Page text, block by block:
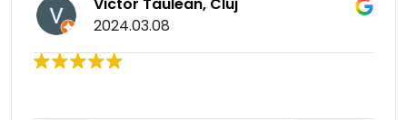
Victor Taulean, Cluj
2024.03.08